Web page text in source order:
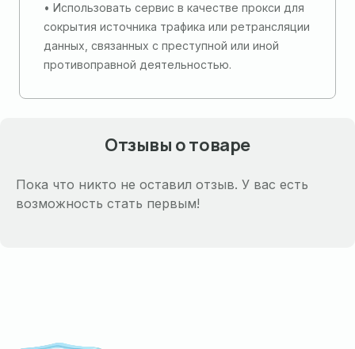
• Использовать сервис в качестве прокси для
сокрытия источника трафика или ретрансляции
данных, связанных с преступной или иной
противоправной деятельностью.
Отзывы о товаре
Пока что никто не оставил отзыв. У вас есть
возможность стать первым!